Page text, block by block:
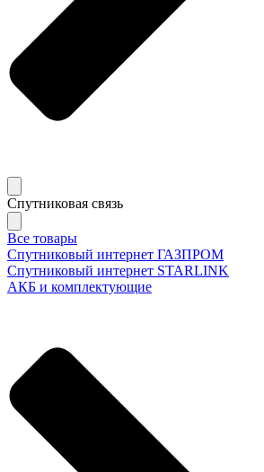
Спутниковая связь
Все товары
Спутниковый интернет ГАЗПРОМ
Спутниковый интернет STARLINK
АКБ и комплектующие